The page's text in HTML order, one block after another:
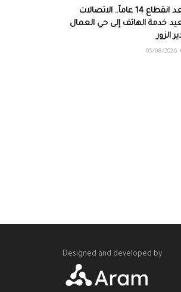
بعد انقطاع 14 عاماً.. الاتصالات
خدمة الهاتف إلى حي العمال
الزور
Designed and developed by